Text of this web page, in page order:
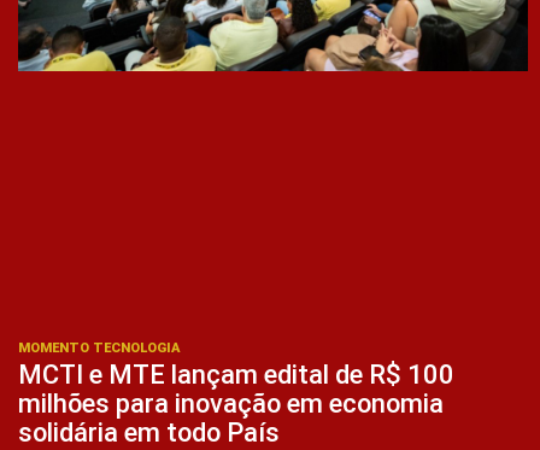
MOMENTO TECNOLOGIA
MCTI e MTE lançam edital de R$ 100
milhões para inovação em economia
solidária em todo País